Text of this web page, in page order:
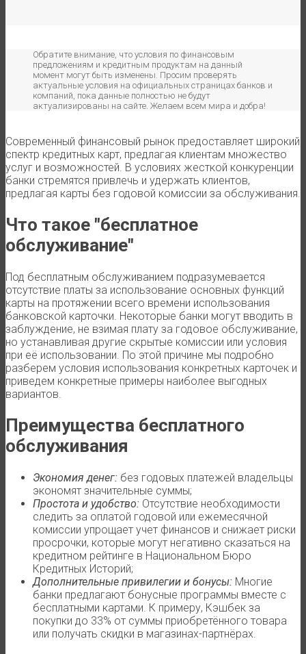
Обратите внимание, что условия по финансовым
предложениям и кредитным продуктам на данный
момент могут быть изменены. Просим проверять
актуальные условия на официальных страницах банков и
компаний, пока данные полностью не будут
актуализированы на сайте. Желаем всем мира и добра!
Современный финансовый рынок предоставляет широкий
спектр кредитных карт, предлагая клиентам множество
услуг и возможностей. В условиях жесткой конкуренции
банки стремятся привлечь и удержать клиентов,
предлагая карты без годовой комиссии за обслуживания.
Что такое "бесплатное
обслуживание"
Под бесплатным обслуживанием подразумевается
отсутствие платы за использование основных функций
карты на протяжении всего времени использования
банковской карточки. Некоторые банки могут вводить в
заблуждение, не взимая плату за годовое обслуживание,
но устанавливая другие скрытые комиссии или условия
при её использовании. По этой причине мы подробно
разберем условия использования конкретных карточек и
приведем конкретные примеры наиболее выгодных
вариантов.
Преимущества бесплатного
обслуживания
Экономия денег: без годовых платежей владельцы
экономят значительные суммы;
Простота и удобство: Отсутствие необходимости
следить за оплатой годовой или ежемесячной
комиссии упрощает учет финансов и снижает риски
просрочки, которые могут негативно сказаться на
кредитном рейтинге в Национальном Бюро
Кредитных Историй;
Дополнительные привилегии и бонусы: Многие
банки предлагают бонусные программы вместе с
бесплатными картами. К примеру, Кэшбек за
покупки до 33% от суммы приобретённого товара
или получать скидки в магазинах-партнёрах.